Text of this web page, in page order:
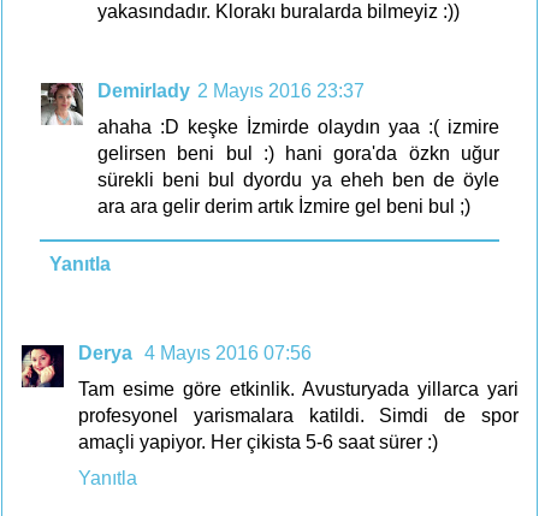
yakasındadır. Klorakı buralarda bilmeyiz :))
Demirlady 2 Mayıs 2016 23:37
ahaha :D keşke İzmirde olaydın yaa :( izmire
gelirsen beni bul :) hani gora'da özkn uğur
sürekli beni bul dyordu ya eheh ben de öyle
ara ara gelir derim artık İzmire gel beni bul ;)
Yanıtla
Derya 4 Mayıs 2016 07:56
Tam esime göre etkinlik. Avusturyada yillarca yari
profesyonel yarismalara katildi. Simdi de spor
amaçli yapiyor. Her çikista 5-6 saat sürer :)
Yanıtla